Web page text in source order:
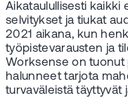
Aikataulullisesti
selvitykset ja tiukat
2021 aikana, kun
työpistevarausten ja
Worksense on tuonut
halunneet tarjota
turvaväleistä